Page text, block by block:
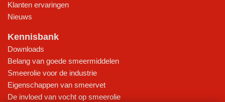
Klanten ervaringen
Nieuws
Kennisbank
Downloads
Belang van goede smeermiddelen
Smeerolie voor de industrie
Eigenschappen van smeervet
De invloed van vocht op smeerolie